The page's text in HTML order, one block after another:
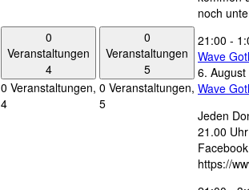
0
Veranstaltungen
4
0 Veranstaltungen,
4
0
Veranstaltungen
5
0 Veranstaltungen,
5
noch
21:00 -
Wave
6.
Wave
Jeden
21.00
https://